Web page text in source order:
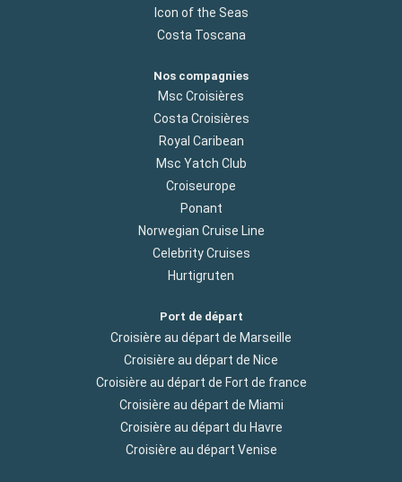
Icon of the Seas
Costa Toscana
Nos compagnies
Msc Croisières
Costa Croisières
Royal Caribean
Msc Yatch Club
Croiseurope
Ponant
Norwegian Cruise Line
Celebrity Cruises
Hurtigruten
Port de départ
Croisière au départ de Marseille
Croisière au départ de Nice
Croisière au départ de Fort de france
Croisière au départ de Miami
Croisière au départ du Havre
Croisière au départ Venise